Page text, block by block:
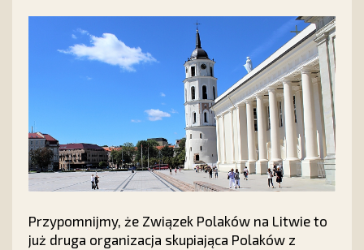
Przypomnijmy, że Związek Polaków na Litwie to
już druga organizacja skupiająca Polaków z